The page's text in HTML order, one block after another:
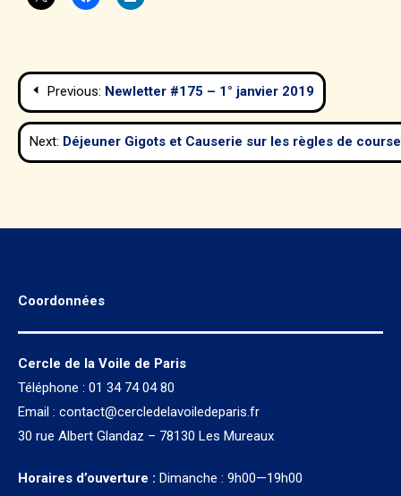
Navigation
de
l’article
Previous: Newletter #175 – 1° janvier 2019
Next: Déjeuner Gigots et Causerie sur les règles de
Coordonnées
Cercle de la Voile de Paris
Téléphone : 01 34 74 04 80
Email : contact@cercledelavoiledeparis.fr
30 rue Albert Glandaz – 78130 Les Mureaux
Horaires d’ouverture : Dimanche : 9h00—19h00